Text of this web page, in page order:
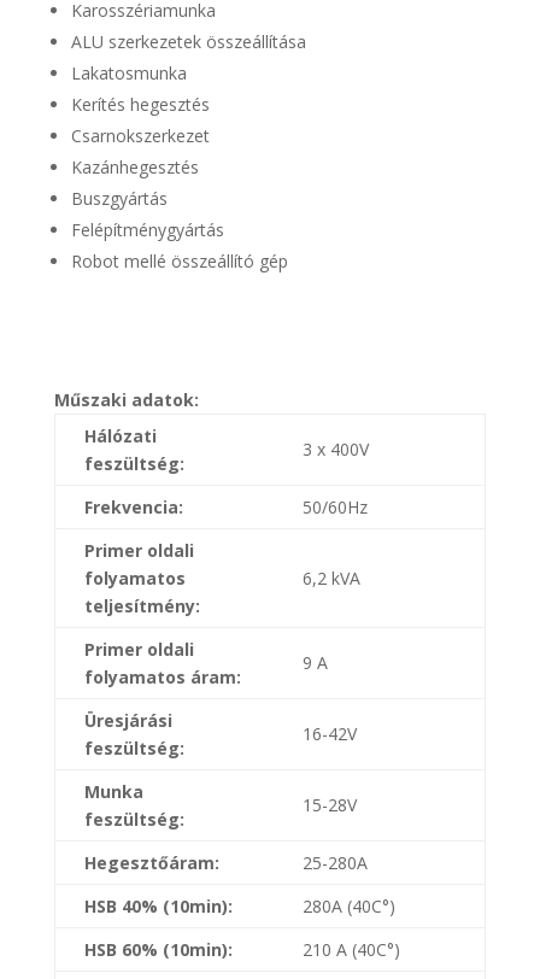
Karosszériamunka
ALU szerkezetek összeállítása
Lakatosmunka
Kerítés hegesztés
Csarnokszerkezet
Kazánhegesztés
Buszgyártás
Felépítménygyártás
Robot mellé összeállító gép
Műszaki adatok:
Hálózati
feszültség:
3 x 400V
Frekvencia:
50/60Hz
Primer oldali
folyamatos
teljesítmény:
6,2 kVA
Primer oldali
folyamatos áram:
9 A
Üresjárási
feszültség:
16-42V
Munka
feszültség:
15-28V
Hegesztőáram:
25-280A
HSB 40% (10min):
280A (40C°)
HSB 60% (10min):
210 A (40C°)